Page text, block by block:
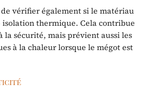
vérifier également si le matériau
isolation thermique. Cela contribue
la sécurité, mais prévient aussi les
à la chaleur lorsque le mégot est